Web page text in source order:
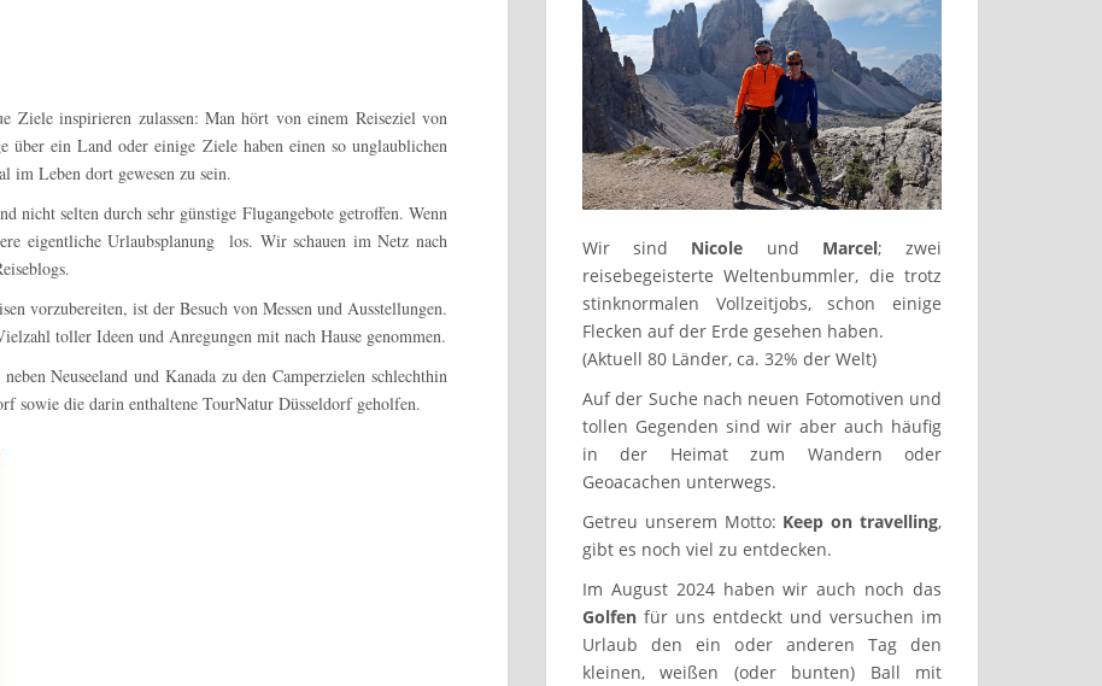
Ziele inspirieren zulassen: Man hört von einem Reiseziel von
über ein Land oder einige Ziele haben einen so unglaublichen
im Leben dort gewesen zu sein.
nicht selten durch sehr günstige Flugangebote getroffen. Wenn
eigentliche Urlaubsplanung los. Wir schauen im Netz nach
vorzubereiten, ist der Besuch von Messen und Ausstellungen.
toller Ideen und Anregungen mit nach Hause genommen.
Neuseeland und Kanada zu den Camperzielen schlechthin
sowie die darin enthaltene TourNatur Düsseldorf geholfen.
Wir sind Nicole und Marcel; zwei
reisebegeisterte Weltenbummler, die trotz
stinknormalen Vollzeitjobs, schon einige
Flecken auf der Erde gesehen haben.
(Aktuell 80 Länder, ca. 32% der Welt)
Auf der Suche nach neuen Fotomotiven und
tollen Gegenden sind wir aber auch häufig
in der Heimat zum Wandern oder
Geoacachen unterwegs.
Getreu unserem Motto: Keep on travelling,
gibt es noch viel zu entdecken.
Im August 2024 haben wir auch noch das
Golfen für uns entdeckt und versuchen im
Urlaub den ein oder anderen Tag den
kleinen, weißen (oder bunten) Ball mit